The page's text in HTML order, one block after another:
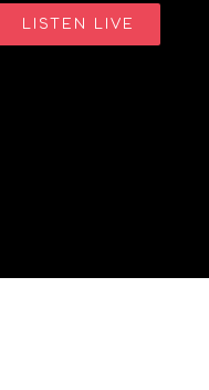
LISTEN LIVE